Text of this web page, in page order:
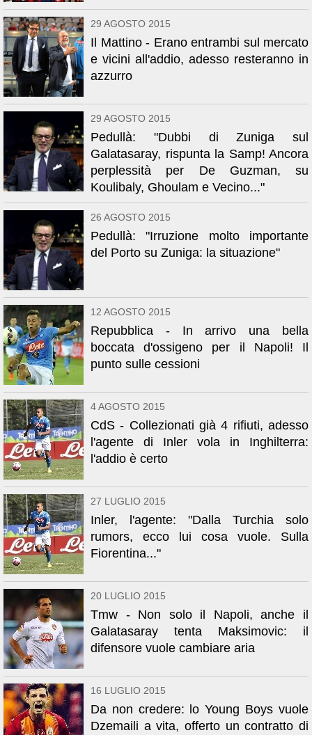
29 AGOSTO 2015
Il Mattino - Erano entrambi sul mercato
e vicini all'addio, adesso resteranno in
azzurro
29 AGOSTO 2015
Pedullà: "Dubbi di Zuniga sul
Galatasaray, rispunta la Samp! Ancora
perplessità per De Guzman, su
Koulibaly, Ghoulam e Vecino..."
26 AGOSTO 2015
Pedullà: "Irruzione molto importante
del Porto su Zuniga: la situazione"
12 AGOSTO 2015
Repubblica - In arrivo una bella
boccata d'ossigeno per il Napoli! Il
punto sulle cessioni
4 AGOSTO 2015
CdS - Collezionati già 4 rifiuti, adesso
l'agente di Inler vola in Inghilterra:
l'addio è certo
27 LUGLIO 2015
Inler, l'agente: "Dalla Turchia solo
rumors, ecco lui cosa vuole. Sulla
Fiorentina..."
20 LUGLIO 2015
Tmw - Non solo il Napoli, anche il
Galatasaray tenta Maksimovic: il
difensore vuole cambiare aria
16 LUGLIO 2015
Da non credere: lo Young Boys vuole
Dzemaili a vita, offerto un contratto di